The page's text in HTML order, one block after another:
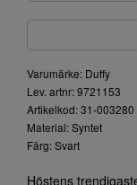
Varumärke: Duffy
Lev. artnr: 9721153
Artikelkod: 31-003280
Material: Syntet
Färg: Svart
Höstens